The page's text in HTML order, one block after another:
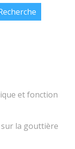
et fonction
sur la gouttière